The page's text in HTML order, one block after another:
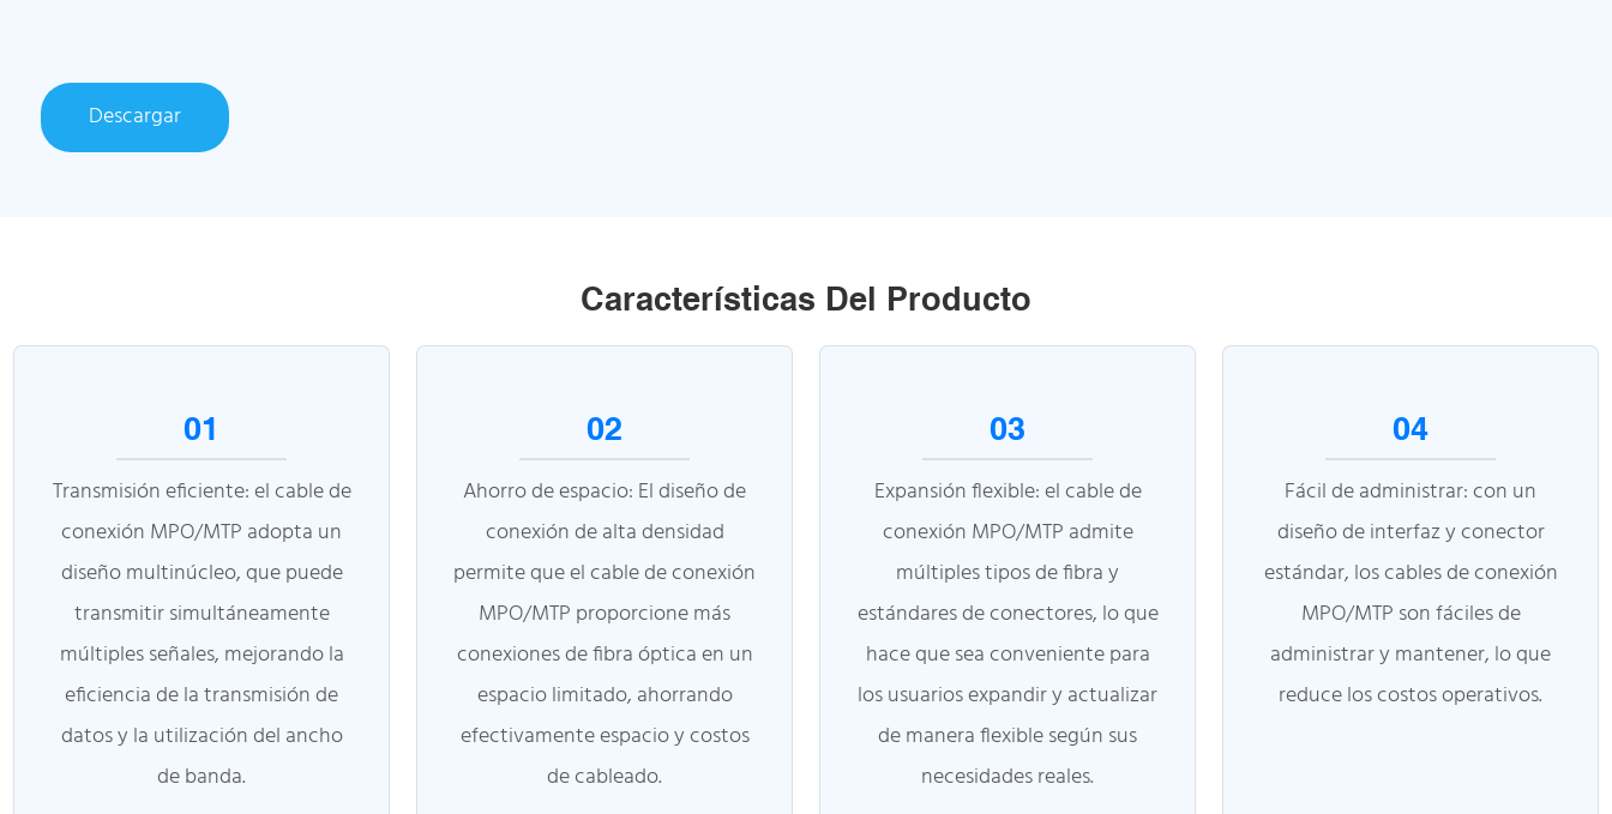
Descargar
Características Del Producto
01
Transmisión eficiente: el cable de
conexión MPO/MTP adopta un
diseño multinúcleo, que puede
transmitir simultáneamente
múltiples señales, mejorando la
eficiencia de la transmisión de
datos y la utilización del ancho
de banda.
02
Ahorro de espacio: El diseño de
conexión de alta densidad
permite que el cable de conexión
MPO/MTP proporcione más
conexiones de fibra óptica en un
espacio limitado, ahorrando
efectivamente espacio y costos
de cableado.
03
Expansión flexible: el cable de
conexión MPO/MTP admite
múltiples tipos de fibra y
estándares de conectores, lo que
hace que sea conveniente para
los usuarios expandir y actualizar
de manera flexible según sus
necesidades reales.
04
Fácil de administrar: con un
diseño de interfaz y conector
estándar, los cables de conexión
MPO/MTP son fáciles de
administrar y mantener, lo que
reduce los costos operativos.